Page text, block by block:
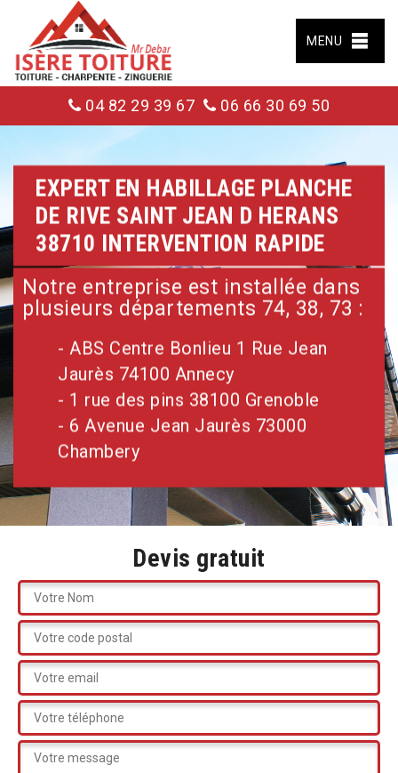
MENU
04 82 29 39 67 06 66 30 69 50
EXPERT EN HABILLAGE PLANCHE
DE RIVE SAINT JEAN D HERANS
38710 INTERVENTION RAPIDE
Notre entreprise est installée dans
plusieurs départements 74, 38, 73 :
- ABS Centre Bonlieu 1 Rue Jean
Jaurès 74100 Annecy
- 1 rue des pins 38100 Grenoble
- 6 Avenue Jean Jaurès 73000
Chambery
Devis gratuit